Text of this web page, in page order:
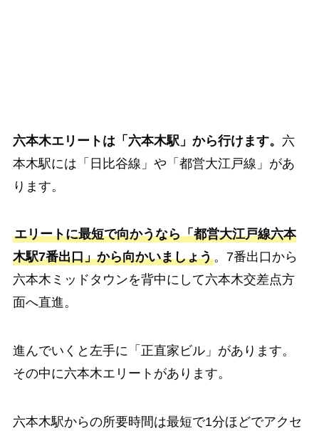
六本木エリートは「六本木駅」から行けます。 六
本木駅には「日比谷線」や「都営大江戸線」があ
ります。
エリートに最短で向かうなら「都営大江戸線六本
木駅7番出口」から向かいましょう。7番出口から
六本木ミッドタウンを背中にして六本木交差点方
面へ直進。
進んでいくと左手に「正直家ビル」があります。
その中に六本木エリートがあります。
六本木駅からの所要時間は最短で1分ほどでアクセ